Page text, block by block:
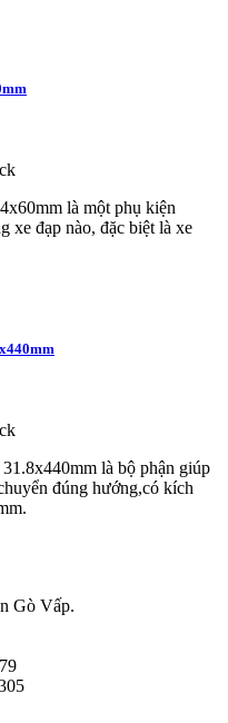
là một phụ kiện
xe đạp nào, đặc biệt là xe
là bộ phận giúp
đúng hướng,có kích
Gò Vấp.